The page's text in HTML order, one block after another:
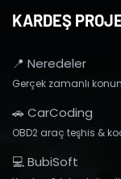
KARDEŞ
📍 Neredeler
Gerçek zamanlı
🚗 CarCoding
OBD2 araç teşhis &
💻 BubiSoft